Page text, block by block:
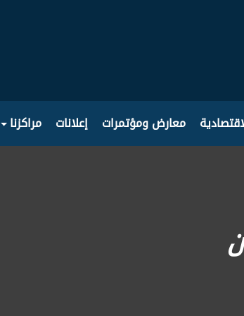
معارض ومؤتمرات إعلانات مراكزنا